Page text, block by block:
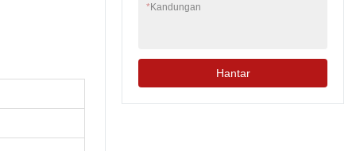
*Kandungan
Hantar